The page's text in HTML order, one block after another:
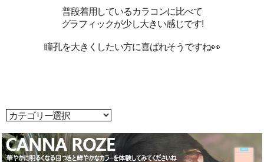
普段着用しているカラコンに比べて
グラフィックが少し大きい感じです!
瞳孔を大きくしたい方に喜ばれそうですね👀